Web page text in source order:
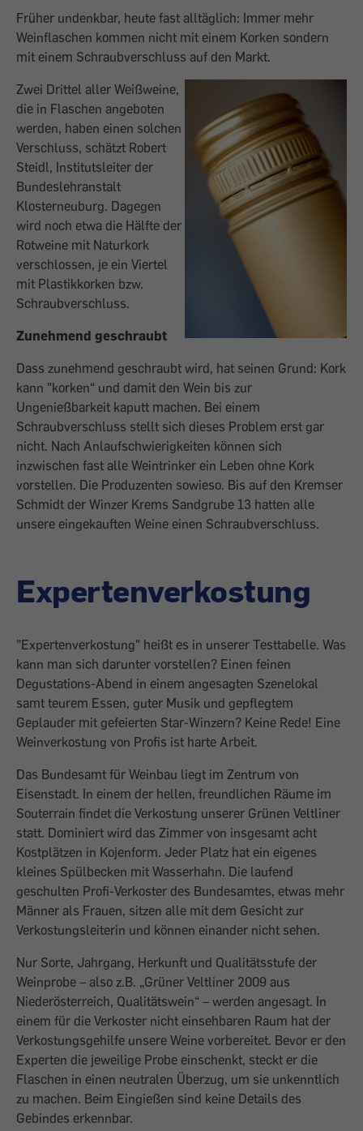
Früher undenkbar, heute fast all­täglich: Immer mehr
Weinflaschen kommen nicht mit einem ­Korken sondern
mit einem Schraubverschluss auf den Markt.
Zwei Drittel aller Weißweine,
die in Flaschen angeboten
werden, haben einen ­solchen
Verschluss, schätzt Robert
Steidl, Institutsleiter der
Bundeslehranstalt
Klosterneuburg. Dagegen
wird noch etwa die Hälfte der
Rotweine mit Naturkork
verschlossen, je ein Viertel
mit Plastikkorken bzw.
Schraubverschluss.
Zunehmend geschraubt
Dass zunehmend geschraubt wird, hat seinen Grund: Kork
kann "korken“ und damit den Wein bis zur
Ungenießbarkeit kaputt machen. Bei einem
Schraubverschluss stellt sich dieses Problem erst gar
nicht. Nach Anlaufschwierigkeiten können sich
inzwischen fast alle Weintrinker ein Leben ohne Kork
vorstellen. Die Produzenten sowieso. Bis auf den Kremser
Schmidt der Winzer Krems Sandgrube 13 hatten alle
unsere eingekauften Weine einen Schraubverschluss.
Expertenverkostung
"Expertenverkostung" heißt es in unserer Testtabelle. Was
kann man sich darunter vorstellen? Einen feinen
Degustations-Abend in einem angesagten Szenelokal
samt teurem Essen, guter Musik und gepflegtem
Geplauder mit gefeierten Star-Winzern? Keine Rede! Eine
Weinverkostung von Profis ist harte Arbeit.
Das Bundesamt für Weinbau liegt im Zentrum von
Eisenstadt. In einem der hellen, freundlichen Räume im
Souterrain findet die Verkostung unserer Grünen Veltliner
statt. Dominiert wird das Zimmer von insgesamt acht
Kostplätzen in Kojenform. Jeder Platz hat ein eigenes
kleines Spülbecken mit Wasserhahn. Die laufend
geschulten Profi-Verkoster des Bundesamtes, etwas mehr
Männer als Frauen, sitzen alle mit dem Gesicht zur
Verkostungsleiterin und können einander nicht sehen.
Nur Sorte, Jahrgang, Herkunft und Qualitätsstufe der
Weinprobe – also z.B. „Grüner Veltliner 2009 aus
Niederösterreich, Qualitätswein“ – werden angesagt. In
einem für die Verkoster nicht einsehbaren Raum hat der
Ver­kostungsgehilfe unsere Weine vorbereitet. Bevor er den
Experten die jewei­lige Probe einschenkt, steckt er die
Flaschen in einen neutralen Überzug, um sie unkenntlich
zu machen. Beim Eingießen sind keine Details des
Gebindes erkennbar.